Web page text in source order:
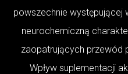
powszechnie występującej
neurochemiczną
zaopatrujących przewód
Wpływ suplementacji